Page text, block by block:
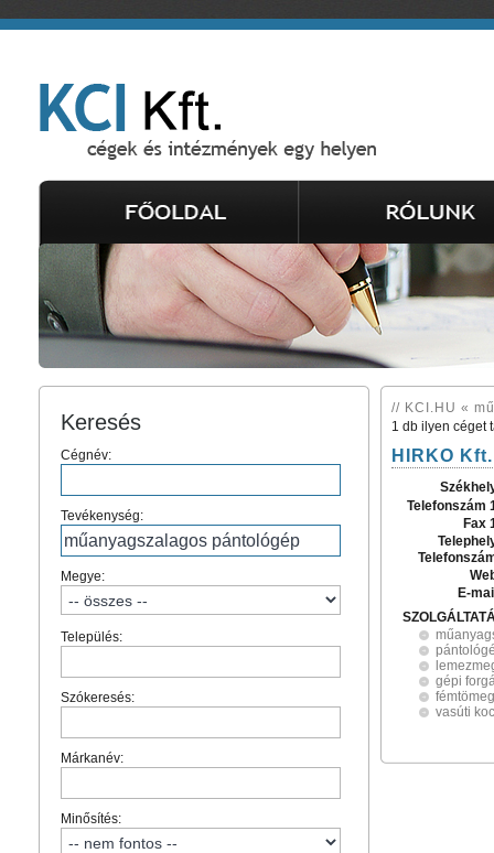
Keresés
Cégnév:
Tevékenység:
Megye:
Település:
Szókeresés:
Márkanév:
Minősítés:
// KCI.HU «
1 db ilyen céget
HIRKO Kft.
Telefonszám
Fax
E-
gépi
vasúti